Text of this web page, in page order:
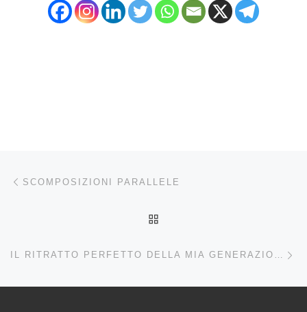
Navigazione articoli
SCOMPOSIZIONI PARALLELE
IL RITRATTO PERFETTO DELLA MIA GENERAZIONE